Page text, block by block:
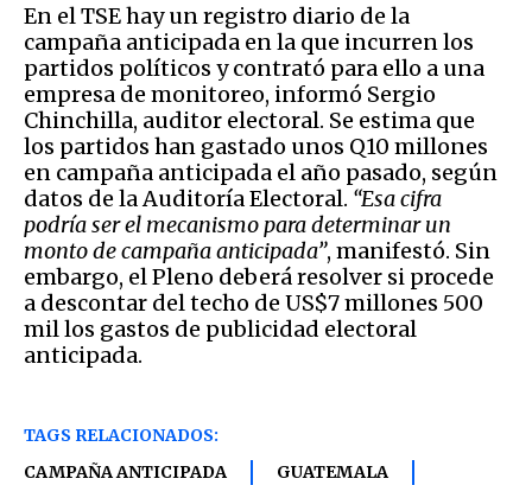
En el TSE hay un registro diario de la
campaña anticipada en la que incurren los
partidos políticos y contrató para ello a una
empresa de monitoreo, informó Sergio
Chinchilla, auditor electoral. Se estima que
los partidos han gastado unos Q10 millones
en campaña anticipada el año pasado, según
datos de la Auditoría Electoral. “Esa cifra
podría ser el mecanismo para determinar un
monto de campaña anticipada”, manifestó. Sin
embargo, el Pleno deberá resolver si procede
a descontar del techo de US$7 millones 500
mil los gastos de publicidad electoral
anticipada.
TAGS RELACIONADOS:
CAMPAÑA ANTICIPADA
GUATEMALA